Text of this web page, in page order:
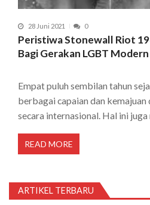
28 Juni 2021 0
Peristiwa Stonewall Riot
Bagi Gerakan LGBT Modern
Empat puluh sembilan tahun
berbagai capaian dan
secara internasional. Hal ini juga
READ MORE
ARTIKEL TERBARU